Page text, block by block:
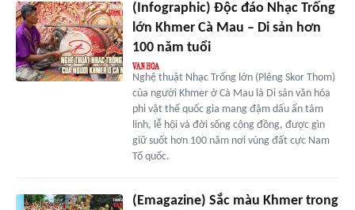
(Infographic) Độc đáo Nhạc Trống
lớn Khmer Cà Mau – Di sản hơn
100 năm tuổi
Nghệ thuật Nhạc Trống lớn (Plêng Skor Thom)
của người Khmer ở Cà Mau là Di sản văn hóa
phi vật thể quốc gia mang đậm dấu ấn tâm
linh, lễ hội và đời sống cộng đồng, được gìn
giữ suốt hơn 100 năm nơi vùng đất cực Nam
Tổ quốc.
(Emagazine) Sắc màu Khmer trong